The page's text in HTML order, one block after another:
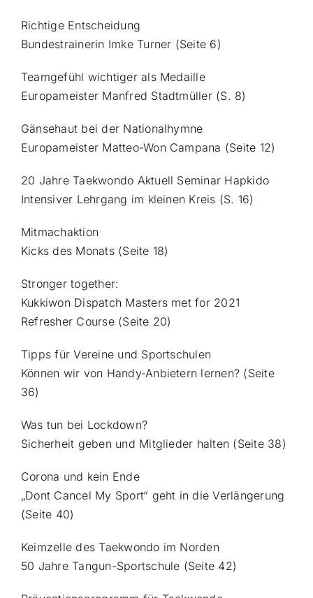
Richtige Entscheidung
Bundestrainerin Imke Turner (Seite 6)
Teamgefühl wichtiger als Medaille
Europameister Manfred Stadtmüller (S. 8)
Gänsehaut bei der Nationalhymne
Europameister Matteo-Won Campana (Seite 12)
20 Jahre Taekwondo Aktuell Seminar Hapkido
Intensiver Lehrgang im kleinen Kreis (S. 16)
Mitmachaktion
Kicks des Monats (Seite 18)
Stronger together:
Kukkiwon Dispatch Masters met for 2021
Refresher Course (Seite 20)
Tipps für Vereine und Sportschulen
Können wir von Handy-Anbietern lernen? (Seite
36)
Was tun bei Lockdown?
Sicherheit geben und Mitglieder halten (Seite 38)
Corona und kein Ende
„Dont Cancel My Sport“ geht in die Verlängerung
(Seite 40)
Keimzelle des Taekwondo im Norden
50 Jahre Tangun-Sportschule (Seite 42)